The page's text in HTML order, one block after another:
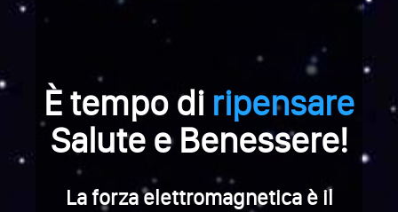
È tempo di ripensare
Salute e Benessere!
La forza elettromagnetica è il